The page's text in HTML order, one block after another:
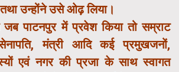
तथा उन्होंने उसे ओढ़ लिया।
जब पाटनपुर में प्रवेश किया तो सम्राट
मंत्री आदि कई प्रमुखजनों,
एवं नगर की प्रजा के साथ स्वागत